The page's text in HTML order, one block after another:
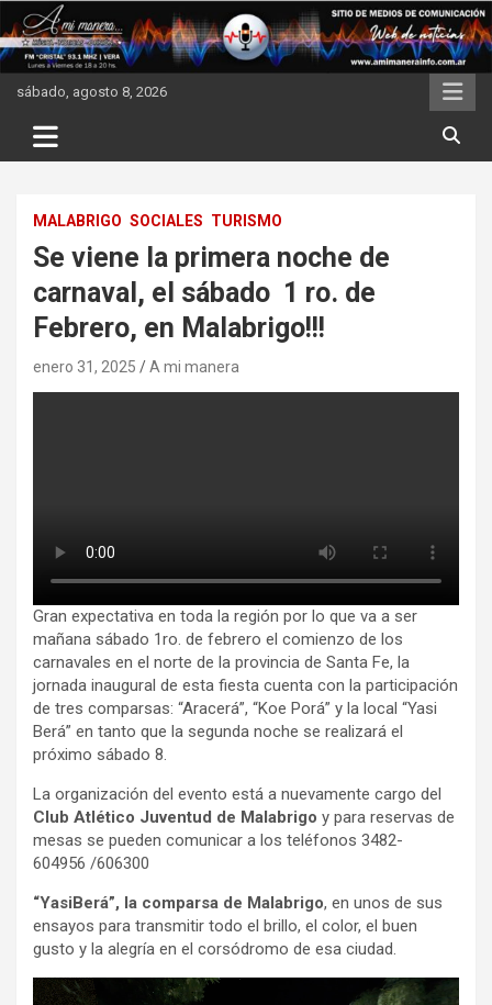
to
content
sábado, agosto 8, 2026
MALABRIGO SOCIALES TURISMO
Se viene la primera noche de
carnaval, el sábado 1 ro. de
Febrero, en Malabrigo!!!
enero 31, 2025 A mi manera
Gran expectativa en toda la región por lo que va a ser
mañana sábado 1ro. de febrero el comienzo de los
carnavales en el norte de la provincia de Santa Fe, la
jornada inaugural de esta fiesta cuenta con la participación
de tres comparsas: “Aracerá”, “Koe Porá” y la local “Yasi
Berá” en tanto que la segunda noche se realizará el
próximo sábado 8.
La organización del evento está a nuevamente cargo del
Club Atlético Juventud de Malabrigo y para reservas de
mesas se pueden comunicar a los teléfonos 3482-
604956 /606300
“YasiBerá”, la comparsa de Malabrigo, en unos de sus
ensayos para transmitir todo el brillo, el color, el buen
gusto y la alegría en el corsódromo de esa ciudad.